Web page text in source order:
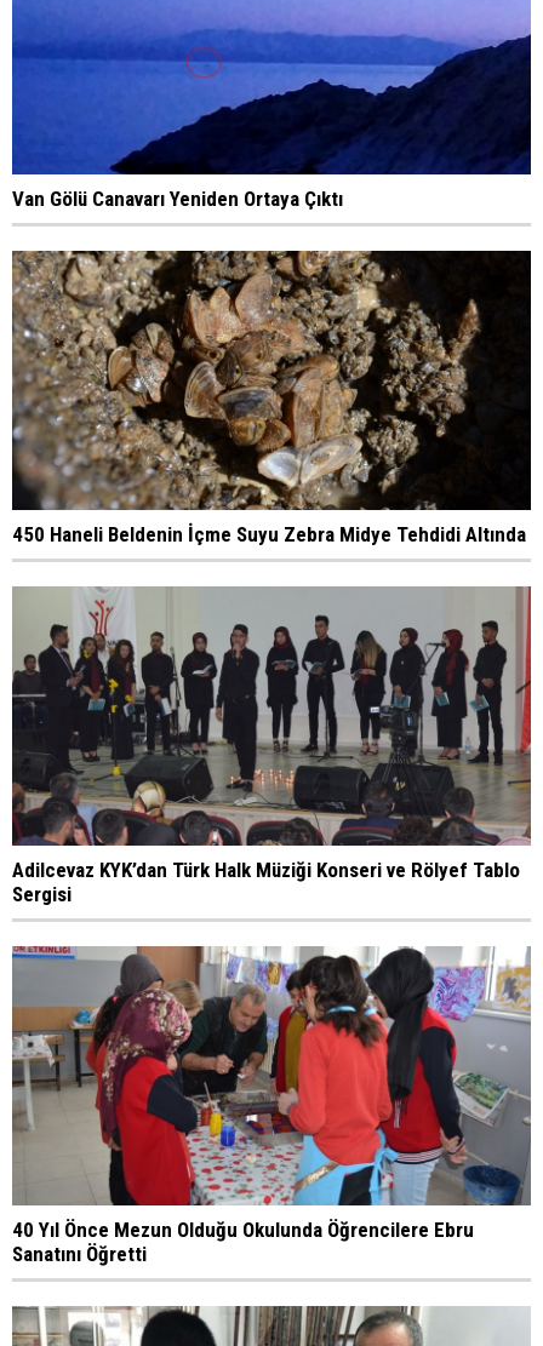
Van Gölü Canavarı Yeniden Ortaya Çıktı
450 Haneli Beldenin İçme Suyu Zebra Midye Tehdidi Altında
Adilcevaz KYK’dan Türk Halk Müziği Konseri ve Rölyef Tablo
Sergisi
40 Yıl Önce Mezun Olduğu Okulunda Öğrencilere Ebru
Sanatını Öğretti